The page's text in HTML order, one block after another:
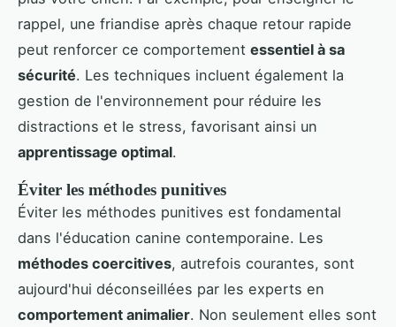
rappel, une friandise après chaque retour rapide
peut renforcer ce comportement essentiel à sa
sécurité. Les techniques incluent également la
gestion de l'environnement pour réduire les
distractions et le stress, favorisant ainsi un
apprentissage optimal.
Éviter les méthodes punitives
Éviter les méthodes punitives est fondamental
dans l'éducation canine contemporaine. Les
méthodes coercitives, autrefois courantes, sont
aujourd'hui déconseillées par les experts en
comportement animalier. Non seulement elles sont